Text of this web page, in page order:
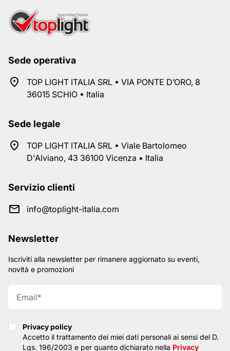
Sede operativa
TOP LIGHT ITALIA SRL • VIA PONTE D’ORO, 8
36015 SCHIO • Italia
Sede legale
TOP LIGHT ITALIA SRL • Viale Bartolomeo
D'Alviano, 43 36100 Vicenza • Italia
Servizio clienti
info@toplight-italia.com
Newsletter
Iscriviti alla newsletter per rimanere aggiornato su eventi,
novità e promozioni
Privacy policy
Privacy policy
Accetto il trattamento dei miei dati personali ai sensi del D.
Lgs. 196/2003 e per quanto dichiarato nella Privacy